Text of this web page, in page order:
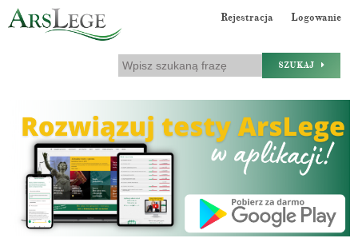
Rejestracja Logowanie
SZUKAJ